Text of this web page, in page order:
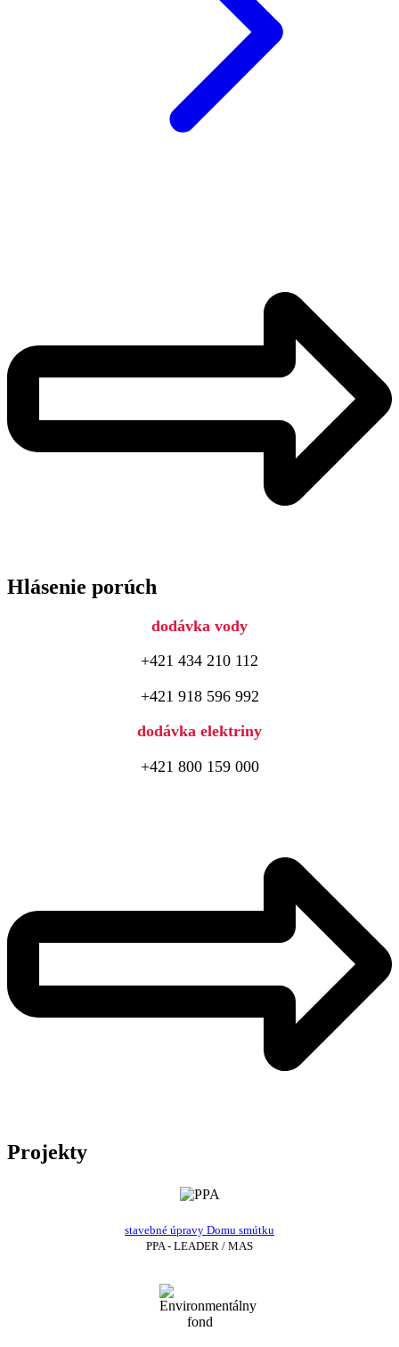
Hlásenie porúch
dodávka vody
+421 434 210 112
+421 918 596 992
dodávka elektriny
+421 800 159 000
Projekty
stavebné úpravy Domu smútku
PPA - LEADER / MAS